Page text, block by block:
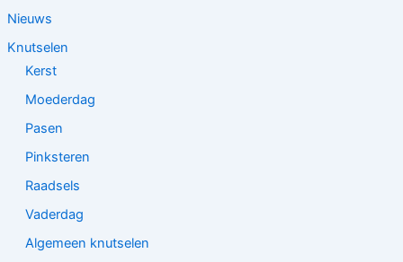
Nieuws
Knutselen
Kerst
Moederdag
Pasen
Pinksteren
Raadsels
Vaderdag
Algemeen knutselen